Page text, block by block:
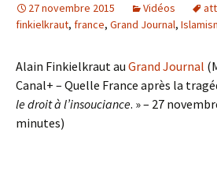
27 novembre 2015 Vidéos
finkielkraut, france, Grand Journal,
Alain Finkielkraut au Grand Journal
Canal+ – Quelle France après la
le droit à l’insouciance. » – 27
minutes)